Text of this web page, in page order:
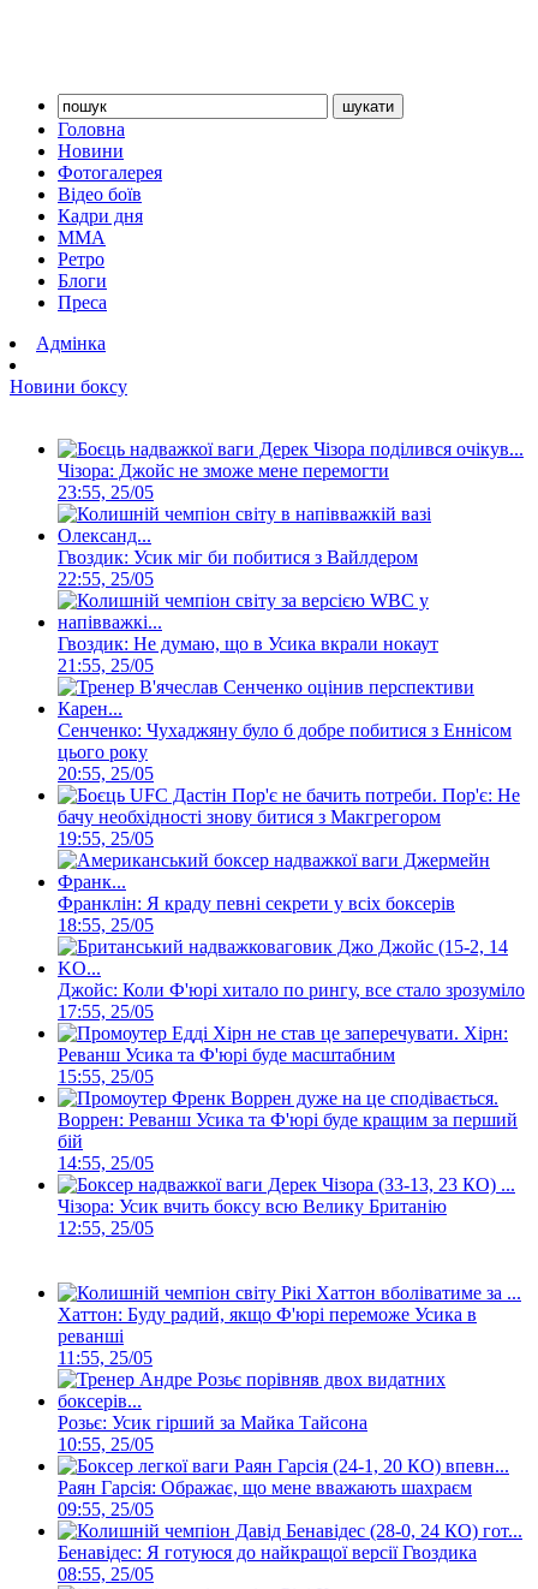
Головна
Новини
Фотогалерея
Відео боїв
Кадри дня
ММА
Ретро
Блоги
Преса
Адмінка
Новини боксу
Чізора: Джойс не зможе мене перемогти
23:55, 25/05
Гвоздик: Усик міг би побитися з Вайлдером
22:55, 25/05
Гвоздик: Не думаю, що в Усика вкрали нокаут
21:55, 25/05
Сенченко: Чухаджяну було б добре побитися з Еннісом
цього року
20:55, 25/05
Пор'є: Не
бачу необхідності знову битися з Макгрегором
19:55, 25/05
Франклін: Я краду певні секрети у всіх боксерів
18:55, 25/05
Джойс: Коли Ф'юрі хитало по рингу, все стало зрозуміло
17:55, 25/05
Хірн:
Реванш Усика та Ф'юрі буде масштабним
15:55, 25/05
Воррен: Реванш Усика та Ф'юрі буде кращим за перший
бій
14:55, 25/05
Чізора: Усик вчить боксу всю Велику Британію
12:55, 25/05
Хаттон: Буду радий, якщо Ф'юрі переможе Усика в
реванші
11:55, 25/05
Розьє: Усик гірший за Майка Тайсона
10:55, 25/05
Раян Гарсія: Ображає, що мене вважають шахраєм
09:55, 25/05
Бенавідес: Я готуюся до найкращої версії Гвоздика
08:55, 25/05